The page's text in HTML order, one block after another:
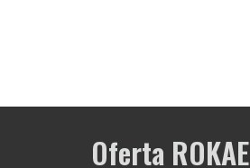
Oferta ROKAE